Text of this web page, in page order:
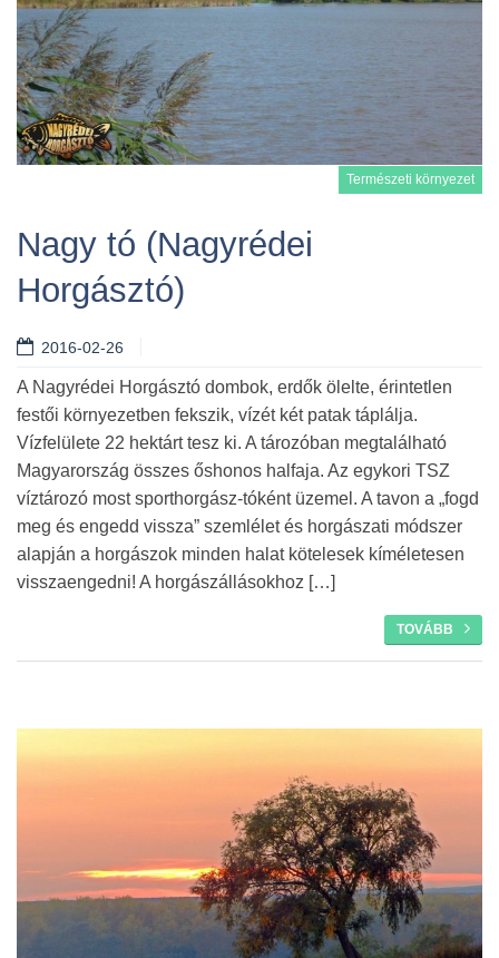
Természeti környezet
Nagy tó (Nagyrédei
Horgásztó)
2016-02-26
A Nagyrédei Horgásztó dombok, erdők ölelte, érintetlen
festői környezetben fekszik, vízét két patak táplálja.
Vízfelülete 22 hektárt tesz ki. A tározóban megtalálható
Magyarország összes őshonos halfaja. Az egykori TSZ
víztározó most sporthorgász-tóként üzemel. A tavon a „fogd
meg és engedd vissza” szemlélet és horgászati módszer
alapján a horgászok minden halat kötelesek kíméletesen
visszaengedni! A horgászállásokhoz […]
TOVÁBB